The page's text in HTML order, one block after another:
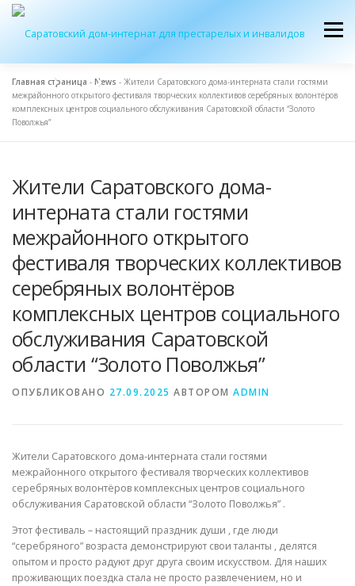
Перейти
содержимому
Меню
ОБ УЧРЕЖДЕНИИ ЭКСКУРСИЯ ПРИЕМ
Главная страница - News - Жители Саратовского дома-интерната стали гостями
межрайонного открытого фестиваля творческих коллективов серебряных волонтёров
комплексных центров социального обслуживания Саратовской области “Золото
Поволжья”
Жители Саратовского дома-
интерната стали гостями
межрайонного открытого
фестиваля творческих коллективов
серебряных волонтёров
комплексных центров социального
обслуживания Саратовской
области “Золото Поволжья”
ОПУБЛИКОВАНО 27.09.2025 АВТОРОМ ADMIN
Жители Саратовского дома-интерната стали гостями
межрайонного открытого фестиваля творческих коллективов
серебряных волонтёров комплексных центров социального
обслуживания Саратовской области “Золото Поволжья” .
Этот фестиваль – настоящий праздник души , где люди
“серебряного” возраста демонстрируют свои таланты , делятся
опытом и просто радуют друг друга своим искусством. Для наших
проживающих поездка стала не просто развлечением, но и